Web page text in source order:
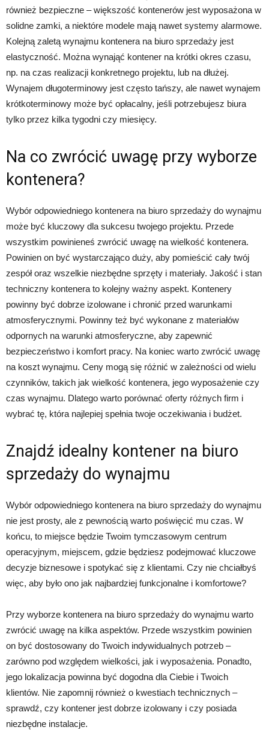
również bezpieczne – większość kontenerów jest wyposażona w
solidne zamki, a niektóre modele mają nawet systemy alarmowe.
Kolejną zaletą wynajmu kontenera na biuro sprzedaży jest
elastyczność. Można wynająć kontener na krótki okres czasu,
np. na czas realizacji konkretnego projektu, lub na dłużej.
Wynajem długoterminowy jest często tańszy, ale nawet wynajem
krótkoterminowy może być opłacalny, jeśli potrzebujesz biura
tylko przez kilka tygodni czy miesięcy.
Na co zwrócić uwagę przy wyborze
kontenera?
Wybór odpowiedniego kontenera na biuro sprzedaży do wynajmu
może być kluczowy dla sukcesu twojego projektu. Przede
wszystkim powinieneś zwrócić uwagę na wielkość kontenera.
Powinien on być wystarczająco duży, aby pomieścić cały twój
zespół oraz wszelkie niezbędne sprzęty i materiały. Jakość i stan
techniczny kontenera to kolejny ważny aspekt. Kontenery
powinny być dobrze izolowane i chronić przed warunkami
atmosferycznymi. Powinny też być wykonane z materiałów
odpornych na warunki atmosferyczne, aby zapewnić
bezpieczeństwo i komfort pracy. Na koniec warto zwrócić uwagę
na koszt wynajmu. Ceny mogą się różnić w zależności od wielu
czynników, takich jak wielkość kontenera, jego wyposażenie czy
czas wynajmu. Dlatego warto porównać oferty różnych firm i
wybrać tę, która najlepiej spełnia twoje oczekiwania i budżet.
Znajdź idealny kontener na biuro
sprzedaży do wynajmu
Wybór odpowiedniego kontenera na biuro sprzedaży do wynajmu
nie jest prosty, ale z pewnością warto poświęcić mu czas. W
końcu, to miejsce będzie Twoim tymczasowym centrum
operacyjnym, miejscem, gdzie będziesz podejmować kluczowe
decyzje biznesowe i spotykać się z klientami. Czy nie chciałbyś
więc, aby było ono jak najbardziej funkcjonalne i komfortowe?
Przy wyborze kontenera na biuro sprzedaży do wynajmu warto
zwrócić uwagę na kilka aspektów. Przede wszystkim powinien
on być dostosowany do Twoich indywidualnych potrzeb –
zarówno pod względem wielkości, jak i wyposażenia. Ponadto,
jego lokalizacja powinna być dogodna dla Ciebie i Twoich
klientów. Nie zapomnij również o kwestiach technicznych –
sprawdź, czy kontener jest dobrze izolowany i czy posiada
niezbędne instalacje.